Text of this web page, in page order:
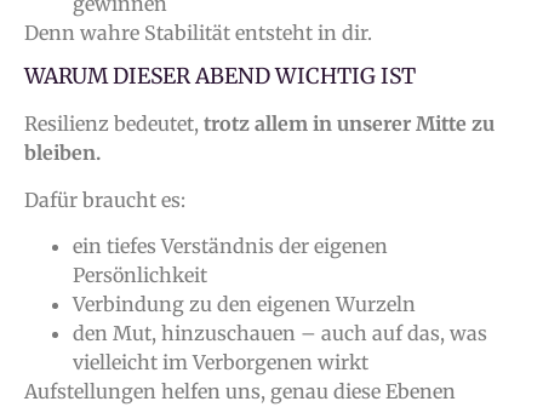
Denn wahre Stabilität entsteht in dir.
WARUM DIESER ABEND WICHTIG IST
Resilienz bedeutet, trotz allem in unserer Mitte zu
bleiben.
Dafür braucht es:
ein tiefes Verständnis der eigenen
Persönlichkeit
Verbindung zu den eigenen Wurzeln
den Mut, hinzuschauen – auch auf das, was
vielleicht im Verborgenen wirkt
Aufstellungen helfen uns, genau diese Ebenen